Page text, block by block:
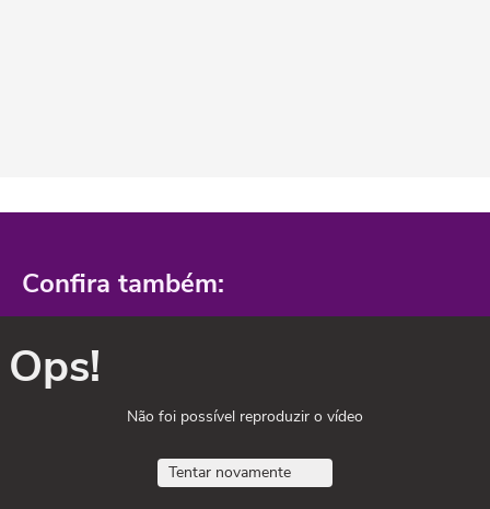
Confira também:
Ops!
Não foi possível reproduzir o vídeo
Tentar novamente